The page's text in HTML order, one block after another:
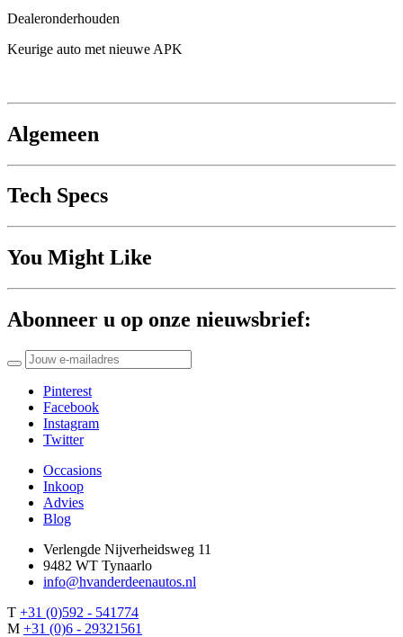
Dealeronderhouden
Keurige auto met nieuwe APK
Algemeen
Tech Specs
You Might Like
Abonneer u op onze nieuwsbrief:
Pinterest
Facebook
Instagram
Twitter
Occasions
Inkoop
Advies
Blog
Verlengde Nijverheidsweg 11
9482 WT Tynaarlo
info@hvanderdeenautos.nl
T +31 (0)592 - 541774
M +31 (0)6 - 29321561